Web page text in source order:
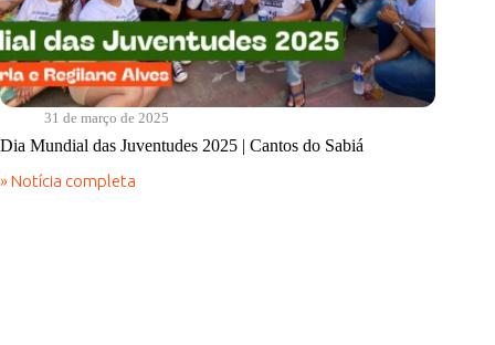
31 de março de 2025
Dia Mundial das Juventudes 2025 | Cantos do Sabiá
» Notícia completa
Dia